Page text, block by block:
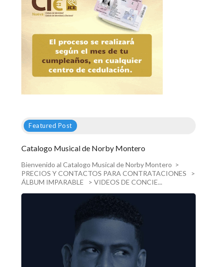
Featured Post
Catalogo Musical de Norby Montero
Bienvenido al Catalogo Musical de Norby Montero >
PRECIOS Y CONTACTOS PARA CONTRATACIONES >
ÁLBUM IMPARABLE > VIDEOS DE CONCIE...